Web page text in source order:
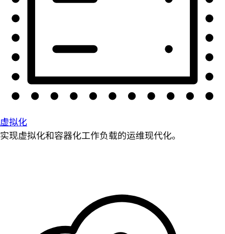
虚拟化
实现虚拟化和容器化工作负载的运维现代化。